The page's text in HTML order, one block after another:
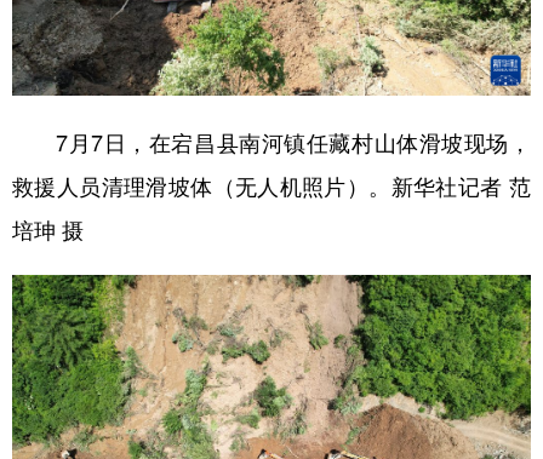
7月7日，在宕昌县南河镇任藏村山体滑坡现场，
救援人员清理滑坡体（无人机照片）。新华社记者 范
培珅 摄